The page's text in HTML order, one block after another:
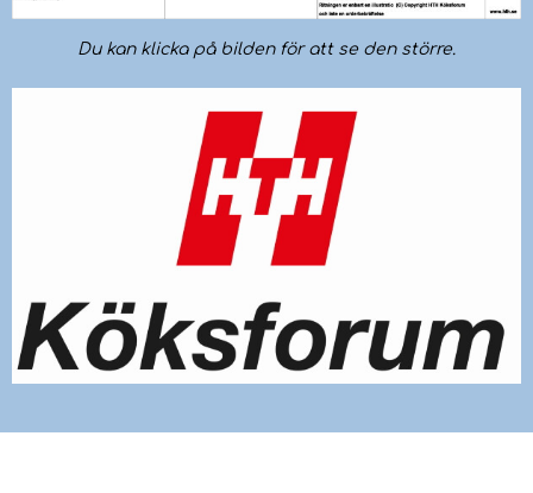
Du kan klicka på bilden för att se den större.